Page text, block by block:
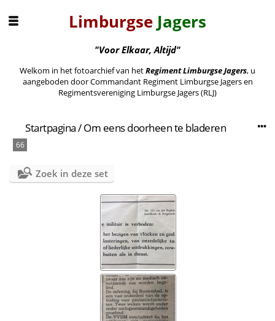
Limburgse Jagers
"Voor Elkaar, Altijd"
Welkom in het fotoarchief van hetRegiment Limburgse Jagers, u
aangeboden door Commandant Regiment Limburgse Jagers en
Regimentsvereniging Limburgse Jagers (RLJ)
Startpagina/Om eens doorheen te bladeren
66
Zoek in deze set